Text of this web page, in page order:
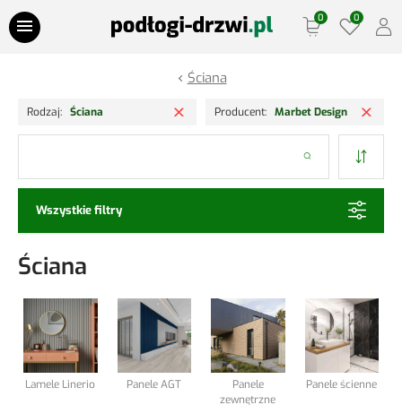
Przejdź do treści
Podłogi drewniane
Lamele Ściany
Listwy podłogowe
Ściana
Rodzaj Ściana Usuń filtr
Producent Marbet Design
Wszystkie filtry
Ściana
Lamele Linerio Panele AGT
Panele
zewnętrzne
Panele ścienne